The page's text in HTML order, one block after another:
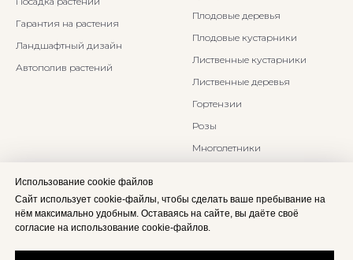
Гарантия на растения
Ландшафтный дизайн
Автополив растений
Плодовые деревья
Плодовые кустарники
Лиственные кустарники
Лиственные деревья
Гортензии
Розы
Многолетники
Использование cookie файлов
Сайт использует cookie-файлы, чтобы сделать ваше пребывание на
нём максимально удобным. Оставаясь на сайте, вы даёте своё
согласие на использование cookie-файлов.